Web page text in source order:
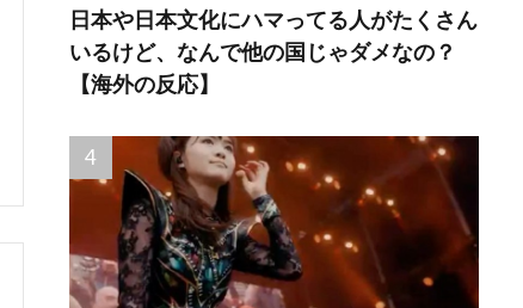
日本や日本文化にハマってる人がたくさん
いるけど、なんで他の国じゃダメなの？
【海外の反応】